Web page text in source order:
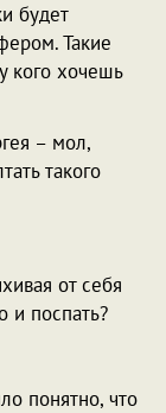
будет
Такие
кого хочешь
– мол,
такого
от себя
и поспать?
понятно, что